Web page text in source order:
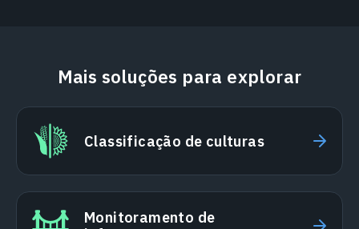
Mais soluções para explorar
Classificação de culturas
Monitoramento de